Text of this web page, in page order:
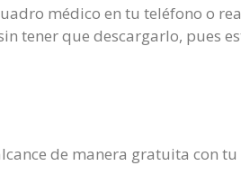
médico en tu teléfono o
tener que descargarlo, pues
de manera gratuita con tu